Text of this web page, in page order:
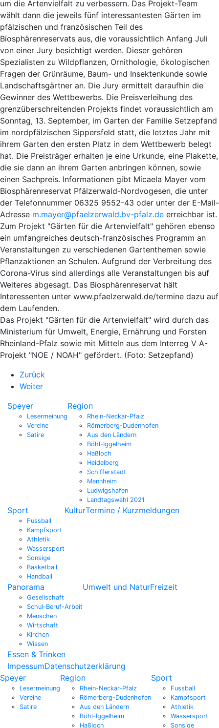
um die Artenvielfalt zu verbessern. Das Projekt-Team
wählt dann die jeweils fünf interessantesten Gärten im
pfälzischen und französischen Teil des
Biosphärenreservats aus, die voraussichtlich Anfang Juli
von einer Jury besichtigt werden. Dieser gehören
Spezialisten zu Wildpflanzen, Ornithologie, ökologischen
Fragen der Grünräume, Baum- und Insektenkunde sowie
Landschaftsgärtner an. Die Jury ermittelt daraufhin die
Gewinner des Wettbewerbs. Die Preisverleihung des
grenzüberschreitenden Projekts findet voraussichtlich am
Sonntag, 13. September, im Garten der Familie Setzepfand
im nordpfälzischen Sippersfeld statt, die letztes Jahr mit
ihrem Garten den ersten Platz in dem Wettbewerb belegt
hat. Die Preisträger erhalten je eine Urkunde, eine Plakette,
die sie dann an ihrem Garten anbringen können, sowie
einen Sachpreis. Informationen gibt Micaela Mayer vom
Biosphärenreservat Pfälzerwald-Nordvogesen, die unter
der Telefonnummer 06325 9552-43 oder unter der E-Mail-
Adresse m.mayer@pfaelzerwald.bv-pfalz.de erreichbar ist.
Zum Projekt "Gärten für die Artenvielfalt" gehören ebenso
ein umfangreiches deutsch-französisches Programm an
Veranstaltungen zu verschiedenen Gartenthemen sowie
Pflanzaktionen an Schulen. Aufgrund der Verbreitung des
Corona-Virus sind allerdings alle Veranstaltungen bis auf
Weiteres abgesagt. Das Biosphärenreservat hält
Interessenten unter www.pfaelzerwald.de/termine dazu auf
dem Laufenden.
Das Projekt "Gärten für die Artenvielfalt" wird durch das
Ministerium für Umwelt, Energie, Ernährung und Forsten
Rheinland-Pfalz sowie mit Mitteln aus dem Interreg V A-
Projekt "NOE / NOAH" gefördert. (Foto: Setzepfand)
Zurück
Weiter
Speyer
Lesermeinung
Vereine
Satire
Region
Rhein-Neckar-Pfalz
Römerberg-Dudenhofen
Aus den Ländern
Böhl-Iggelheim
Haßloch
Heidelberg
Schifferstadt
Mannheim
Ludwigshafen
Landtagswahl 2021
Sport
Fussball
Kampfsport
Athletik
Wassersport
Sonsige
Basketball
Handball
KulturTermine / Kurzmeldungen
Panorama
Gesellschaft
Schul-Beruf-Arbeit
Menschen
Wirtschaft
Kirchen
Wissen
Umwelt und NaturFreizeit
Essen & Trinken
ImpessumDatenschutzerklärung
Speyer
Lesermeinung
Vereine
Satire
Region
Rhein-Neckar-Pfalz
Römerberg-Dudenhofen
Aus den Ländern
Böhl-Iggelheim
Haßloch
Sport
Fussball
Kampfsport
Athletik
Wassersport
Sonsige